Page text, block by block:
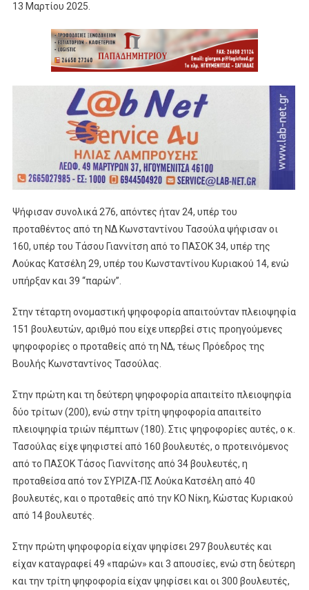
13 Μαρτίου 2025.
Ψήφισαν συνολικά 276, απόντες ήταν 24, υπέρ του
προταθέντος από τη ΝΔ Κωνσταντίνου Τασούλα ψήφισαν οι
160, υπέρ του Τάσου Γιαννίτση από το ΠΑΣΟΚ 34, υπέρ της
Λούκας Κατσέλη 29, υπέρ του Κωνσταντίνου Κυριακού 14, ενώ
υπήρξαν και 39 “παρών”.
Στην τέταρτη ονομαστική ψηφοφορία απαιτούνταν πλειοψηφία
151 βουλευτών, αριθμό που είχε υπερβεί στις προηγούμενες
ψηφοφορίες ο προταθείς από τη ΝΔ, τέως Πρόεδρος της
Βουλής Κωνσταντίνος Τασούλας.
Στην πρώτη και τη δεύτερη ψηφοφορία απαιτείτο πλειοψηφία
δύο τρίτων (200), ενώ στην τρίτη ψηφοφορία απαιτείτο
πλειοψηφία τριών πέμπτων (180). Στις ψηφοφορίες αυτές, ο κ.
Τασούλας είχε ψηφιστεί από 160 βουλευτές, ο προτεινόμενος
από το ΠΑΣΟΚ Τάσος Γιαννίτσης από 34 βουλευτές, η
προταθείσα από τον ΣΥΡΙΖΑ-ΠΣ Λούκα Κατσέλη από 40
βουλευτές, και ο προταθείς από την ΚΟ Νίκη, Κώστας Κυριακού
από 14 βουλευτές.
Στην πρώτη ψηφοφορία είχαν ψηφίσει 297 βουλευτές και
είχαν καταγραφεί 49 «παρών» και 3 απουσίες, ενώ στη δεύτερη
και την τρίτη ψηφοφορία είχαν ψηφίσει και οι 300 βουλευτές,